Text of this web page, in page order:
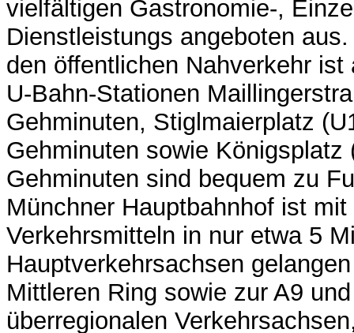
vielfältigen Gastronomie-,
Dienstleistungs angeboten
den öffentlichen Nahverkehr
U-Bahn-Stationen
Gehminuten, Stiglmaierplatz
Gehminuten sowie Königsplatz
Gehminuten sind bequem zu
Münchner Hauptbahnhof ist
Verkehrsmitteln in nur etwa 5
Hauptverkehrsachsen
Mittleren Ring sowie zur A9
überregionalen